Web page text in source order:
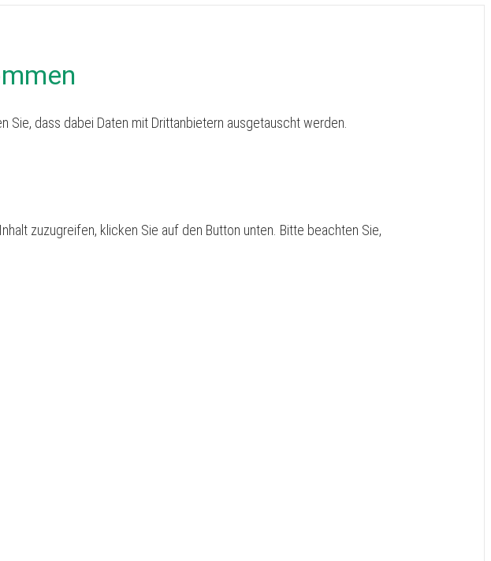
Sie, dass dabei Daten mit Drittanbietern ausgetauscht werden.
zuzugreifen, klicken Sie auf den Button unten. Bitte beachten Sie,